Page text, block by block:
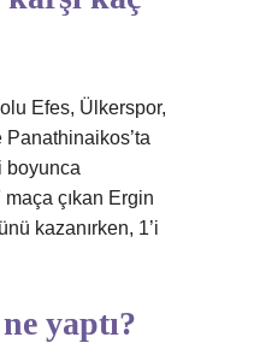
Efes, Ülkerspor,
boyunca
maça çıkan Ergin
kazanırken, 1’i
yaptı?